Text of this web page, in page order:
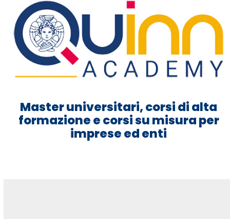
Master universitari, corsi di alta
formazione e corsi su misura per
imprese ed enti